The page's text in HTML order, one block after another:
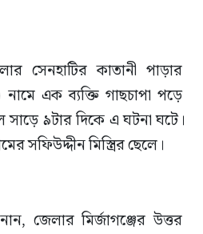
সেনহাটির কাতানী পাড়ার
এক ব্যক্তি গাছচাপা পড়ে
সাড়ে ৯টার দিকে এ ঘটনা ঘটে।
সফিউদ্দীন মিস্ত্রির ছেলে।
জেলার মির্জাগঞ্জের উত্তর